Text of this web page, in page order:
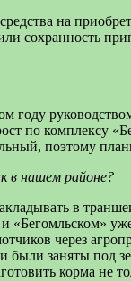
на
сохранность
по комплексу
поэтому
в нашем районе?
в
через
заняты под
корма не